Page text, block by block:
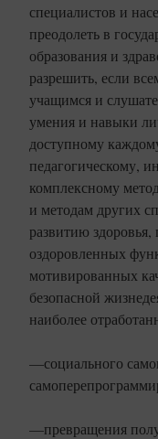
специалистов и
преодолеть в
образования и
разрешить, если
учащимся и
умения и навыки
доступному
педагогическому,
комплексному
и методам других
развитию
оздоровленных
мотивированных
безопасной
наиболее
—социального
—превращения